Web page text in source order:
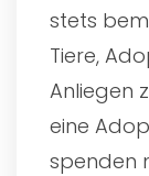
stets
Tiere,
Anliegen
eine
spenden